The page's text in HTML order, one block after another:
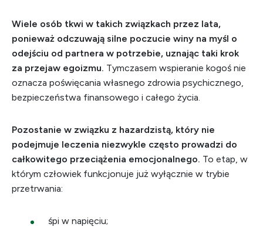
Wiele osób tkwi w takich związkach przez lata,
ponieważ odczuwają silne poczucie winy na myśl o
odejściu od partnera w potrzebie, uznając taki krok
za przejaw egoizmu. Tymczasem wspieranie kogoś nie
oznacza poświęcania własnego zdrowia psychicznego,
bezpieczeństwa finansowego i całego życia.
Pozostanie w związku z hazardzistą, który nie
podejmuje leczenia niezwykle często prowadzi do
całkowitego przeciążenia emocjonalnego. To etap, w
którym człowiek funkcjonuje już wyłącznie w trybie
przetrwania:
śpi w napięciu;